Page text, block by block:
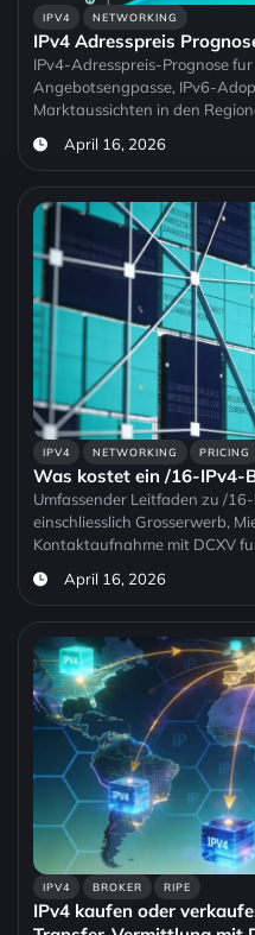
IPV4 NETWORKING
IPv4 Adresspreis
IPv4-Adresspreis-Prognose
Angebotsengpasse, IPv6-
Marktaussichten in den
April 16, 2026
IPV4 NETWORKING PRICING
Was kostet ein /16-IPv4-
Umfassender Leitfaden zu /
einschliesslich Grosserwerb,
Kontaktaufnahme mit DCXV
April 16, 2026
IPV4 BROKER RIPE
IPv4 kaufen oder